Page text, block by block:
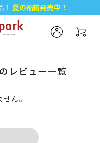
夏の福箱発売中！
全国一律送料無料♪
500ポイント プレゼント！
レビュー一覧
ん。